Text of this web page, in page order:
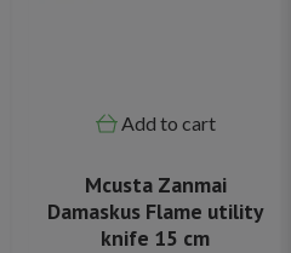
Add to cart
Mcusta Zanmai
Damaskus Flame utility
knife 15 cm